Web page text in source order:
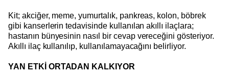
Kit; akciğer, meme, yumurtalık, pankreas, kolon, böbrek
gibi kanserlerin tedavisinde kullanılan akıllı ilaçlara;
hastanın bünyesinin nasıl bir cevap vereceğini gösteriyor.
Akıllı ilaç kullanılıp, kullanılamayacağını belirliyor.
YAN ETKİ ORTADAN KALKIYOR